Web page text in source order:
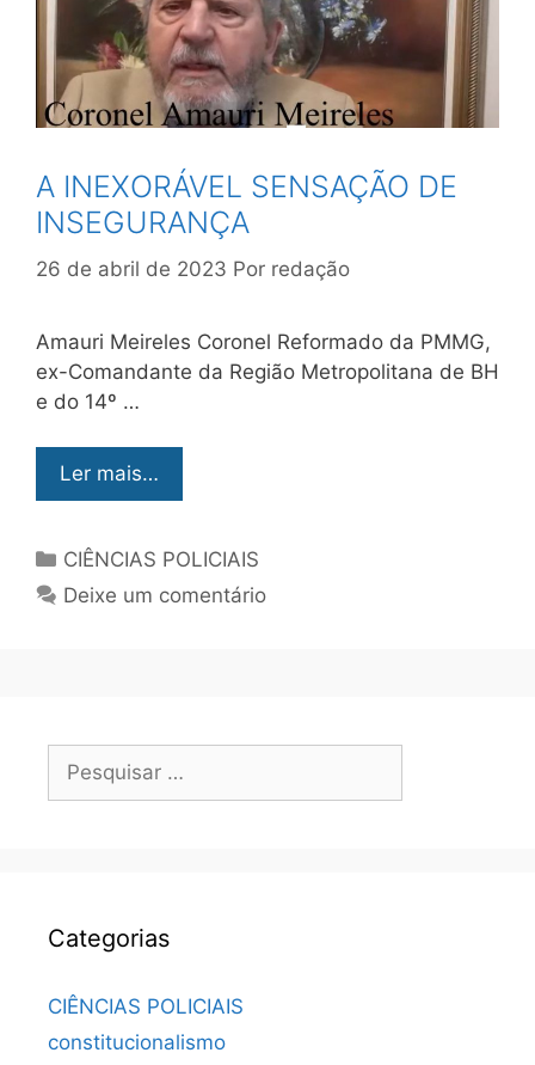
A INEXORÁVEL SENSAÇÃO DE
INSEGURANÇA
26 de abril de 2023 Por redação
Amauri Meireles Coronel Reformado da PMMG,
ex-Comandante da Região Metropolitana de BH
e do 14º …
Ler mais…
CIÊNCIAS POLICIAIS
Deixe um comentário
Categorias
CIÊNCIAS POLICIAIS
constitucionalismo